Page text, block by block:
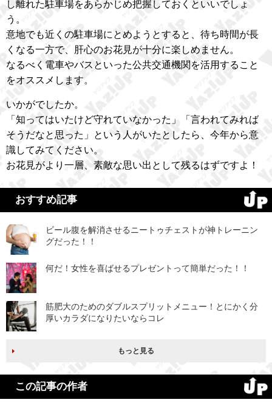
し離れた駐車場をあらかじめ把握しておくといいでしょ
う。
意地でも近くの駐車場にとめようとすると、待ち時間が長
くなる一方で、肝心のお花見が十分に楽しめません。
なるべく電車やバスといった公共交通機関を活用すること
をオススメします。
いかがでしたか。
「知ってはいたけど守れていなかった」「言われてみれば
そうだなと思った」という人がいたとしたら、今年から意
識してみてください。
お花見がより一層、素敵な思い出として残るはずですよ！
おすすめ記事
ビール腹を解消させるニートゥチェストが神トレーニン
グだった！！
何だ！女性を喜ばせるプレゼントって簡単だった！！
筋肥大のためのダブルスプリットメニュー！とにかく分
厚いカラダになりたいならコレ
もっと見る
この記事の作者